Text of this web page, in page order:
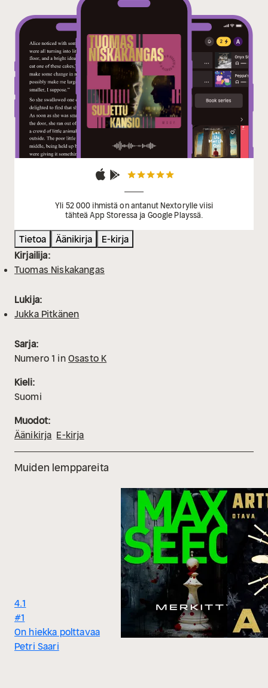
Yli 52 000 ihmistä on antanut Nextorylle viisi
tähteä App Storessa ja Google Playssä.
Tietoa Äänikirja
E-kirja
Kirjailija:
Tuomas Niskakangas
Lukija:
Jukka Pitkänen
Sarja:
Numero1 in Osasto K
Kieli:
Suomi
Muodot:
Äänikirja E-kirja
Muiden lemppareita
4.1
#1
On hiekka polttavaa
Petri Saari